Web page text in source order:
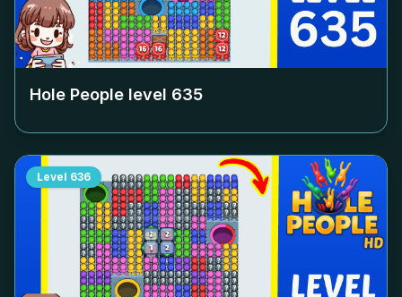
Hole People level 635
Level 636